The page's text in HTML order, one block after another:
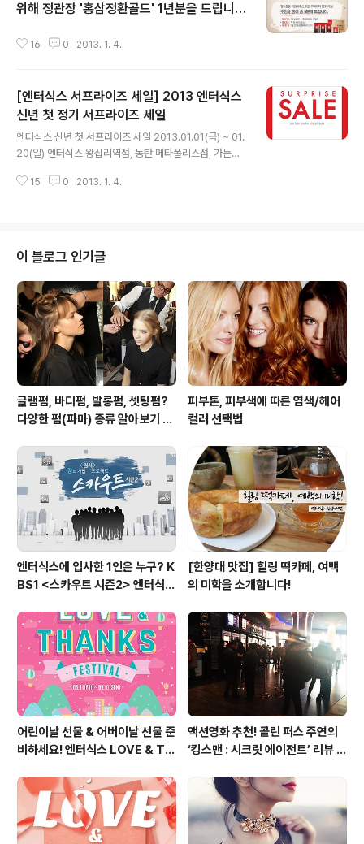
위해 정관장 '홍삼정환골드' 1년분을 드립니
16 0 2013. 1. 4.
[엔터식스 서프라이즈 세일] 2013 엔터식스
신년 첫 정기 서프라이즈 세일
엔터식스 신년 첫 서프라이즈 세일 2013.01.01(금) ~ 01.
20(일) 엔터식스 왕십리역점, 동탄 메타폴리스점, 가든파
스 세일 정보 보러가기 >
15 0 2013. 1. 4.
이 블로그 인기글
글램펌, 바디펌, 발롱펌, 셋팅펌?
다양한 펌(파마) 종류 알아보기 여
피부톤, 피부색에 따른 염색/헤어
컬러 선택법
엔터식스에 입사한 1인은 누구? K
BS1 <스카우트 시즌2> 엔터식스
[한양대 맛집] 힐링 떡카페, 여백
의 미학을 소개합니다!
어린이날 선물 & 어버이날 선물 준
비하세요! 엔터식스 LOVE & TH
~ 05.10]
액션영화 추천! 콜린 퍼스 주연의
‘킹스맨 : 시크릿 에이전트’ 리뷰 &